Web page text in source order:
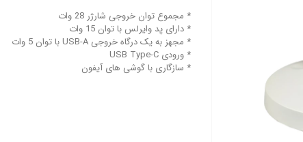
* مجموع توان خروجی شارژر 28 وات
* دارای پد وایرلس با توان 15 وات
* مجهز به یک درگاه خروجی USB-A با توان 5 وات
* ورودی USB Type-C
* سازگاری با گوشی های آیفون